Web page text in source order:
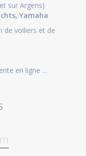
sur Argens)
Yamaha
de voiliers et de
en ligne ...